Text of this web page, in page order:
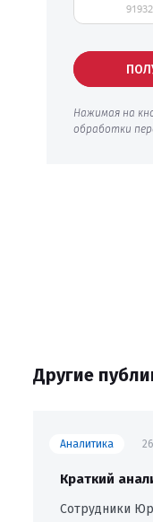
Нажимая на
обработки
Другие
Аналитика
Краткий
Сотрудники